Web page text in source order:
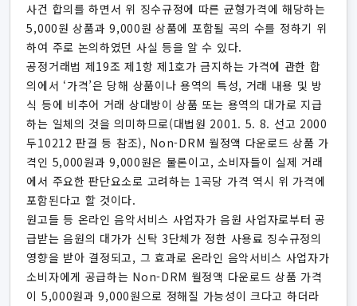
사건 합의를 하면서 위 징수규정에 따른 균형가격에 해당하는
5,000원 상품과 9,000원 상품에 포함될 곡의 수를 정하기 위
하여 주로 논의하였던 사실 등을 알 수 있다.
공정거래법 제19조 제1항 제1호가 금지하는 가격에 관한 합
의에서 ‘가격’은 당해 상품이나 용역의 특성, 거래 내용 및 방
식 등에 비추어 거래 상대방이 상품 또는 용역의 대가로 지급
하는 일체의 것을 의미하므로(대법원 2001. 5. 8. 선고 2000
두10212 판결 등 참조), Non-DRM 월정액 다운로드 상품 가
격인 5,000원과 9,000원은 물론이고, 소비자들이 실제 거래
에서 주요한 판단요소로 고려하는 1곡당 가격 역시 위 가격에
포함된다고 할 것이다.
원고들 등 온라인 음악서비스 사업자가 음원 사업자로부터 공
급받는 음원의 대가가 신탁 3단체가 정한 사용료 징수규정의
영향을 받아 결정되고, 그 효과로 온라인 음악서비스 사업자가
소비자에게 공급하는 Non-DRM 월정액 다운로드 상품 가격
이 5,000원과 9,000원으로 정해질 가능성이 크다고 하더라